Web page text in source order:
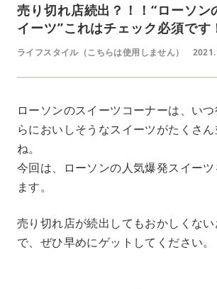
売り切れ店続出？！！“ローソン
イーツ”これはチェック必須です
ライフスタイル（こちらは使用しません）
ローソンのスイーツコーナーは、い
らにおいしそうなスイーツがたくさ
ね。
今回は、ローソンの人気爆発スイー
ます。
売り切れ店が続出してもおかしくな
で、ぜひ早めにゲットしてください。